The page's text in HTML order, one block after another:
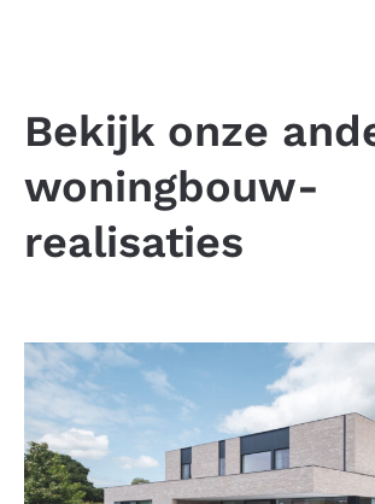
Bekijk onze
woningbouw-
realisaties